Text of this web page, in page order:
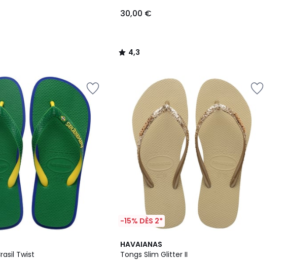
30,00 €
4,3
/
Twist
-15% DÈS 2*
HAVAIANAS
Tongs Slim Glitter II
2,2
/ 5
2
Couleurs